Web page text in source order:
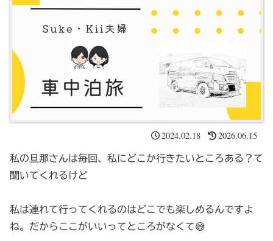
2024.02.18 2026.06.15
私の旦那さんは毎回、私にどこか行きたいところある？て
聞いてくれるけど
私は連れて行ってくれるのはどこでも楽しめるんですよ
ね。だからここがいいってところがなくて😅